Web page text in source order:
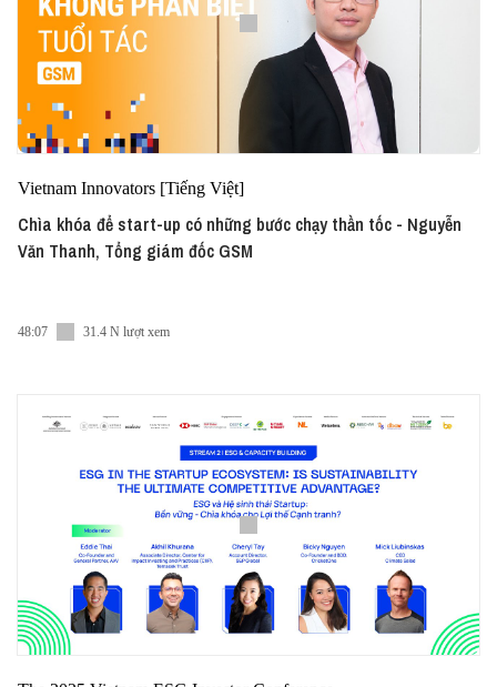
Vietnam Innovators [Tiếng Việt]
Chìa khóa để start-up có những bước chạy thần tốc - Nguyễn
Văn Thanh, Tổng giám đốc GSM
48:07 31.4 N lượt xem